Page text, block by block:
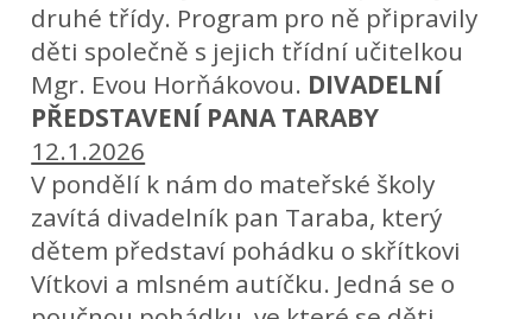
druhé třídy. Program pro ně připravily
děti společně s jejich třídní učitelkou
Mgr. Evou Horňákovou. DIVADELNÍ
PŘEDSTAVENÍ PANA TARABY
12.1.2026
V pondělí k nám do mateřské školy
zavítá divadelník pan Taraba, který
dětem představí pohádku o skřítkovi
Vítkovi a mlsném autíčku. Jedná se o